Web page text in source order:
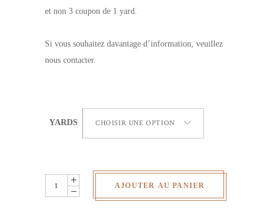
et non 3 coupon de 1 yard.
Si vous souhaitez davantage d’information, veuillez
nous contacter.
YARDS CHOISIR UNE OPTION
Wax
Africain
AJOUTER AU PANIER